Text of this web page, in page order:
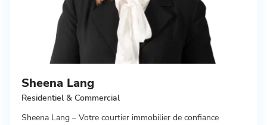
Sheena Lang
Residentiel & Commercial
Sheena Lang – Votre courtier immobilier de confiance